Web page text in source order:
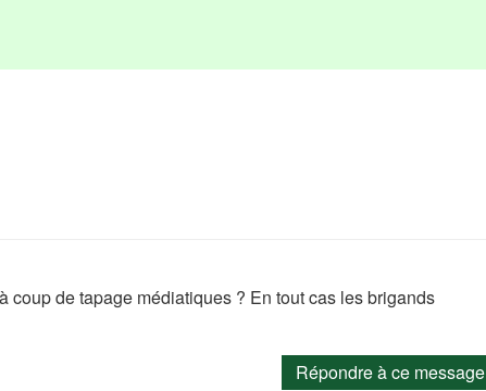
de tapage médiatiques ? En tout cas les brigands
Répondre à ce message